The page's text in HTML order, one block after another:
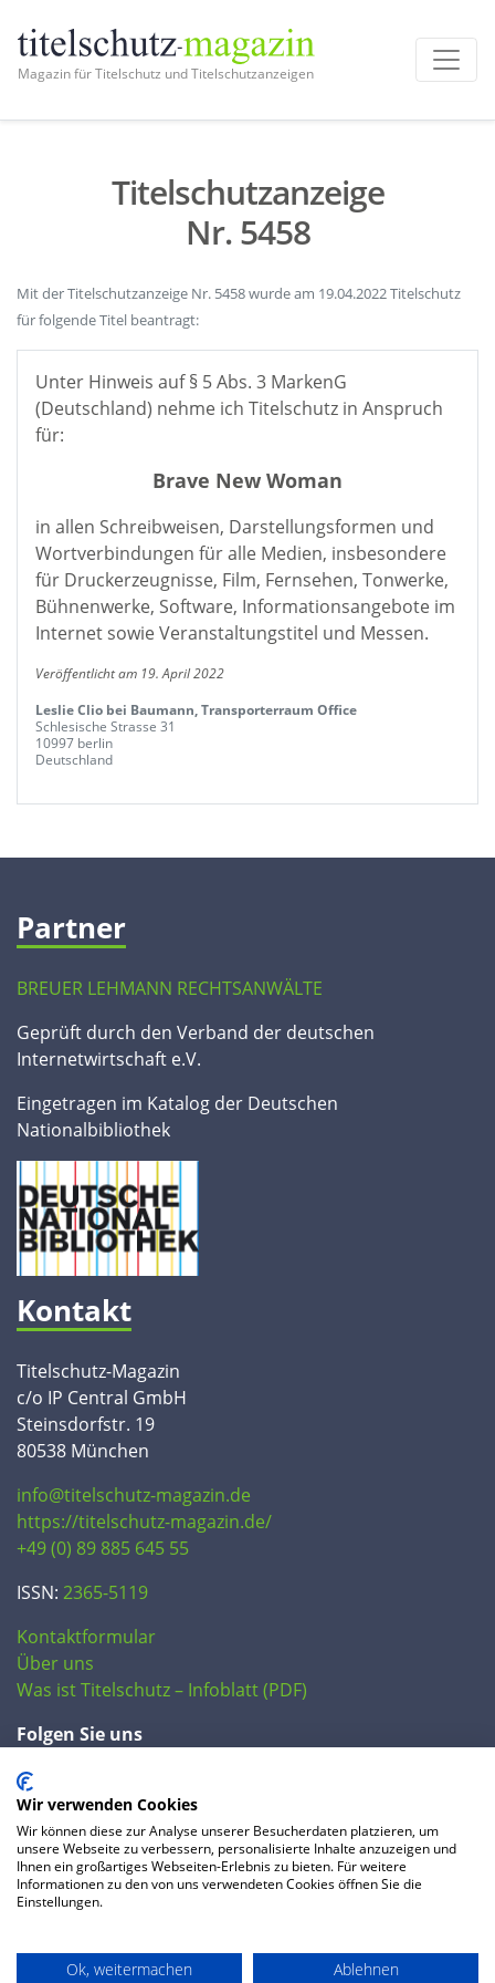
Magazin für Titelschutz und Titelschutzanzeigen
Titelschutzanzeige
Nr. 5458
Mit der Titelschutzanzeige Nr. 5458 wurde am 19.04.2022 Titelschutz
für folgende Titel beantragt:
Unter Hinweis auf § 5 Abs. 3 MarkenG
(Deutschland) nehme ich Titelschutz in Anspruch
für:
Brave New Woman
in allen Schreibweisen, Darstellungsformen und
Wortverbindungen für alle Medien, insbesondere
für Druckerzeugnisse, Film, Fernsehen, Tonwerke,
Bühnenwerke, Software, Informationsangebote im
Internet sowie Veranstaltungstitel und Messen.
Veröffentlicht am 19. April 2022
Leslie Clio bei Baumann, Transporterraum Office
Schlesische Strasse 31
10997 berlin
Deutschland
Partner
BREUER LEHMANN RECHTSANWÄLTE
Geprüft durch den Verband der deutschen
Internetwirtschaft e.V.
Eingetragen im Katalog der Deutschen
Nationalbibliothek
Kontakt
Titelschutz-Magazin
c/o IP Central GmbH
Steinsdorfstr. 19
80538 München
info@titelschutz-magazin.de
https://titelschutz-magazin.de/
+49 (0) 89 885 645 55
ISSN: 2365-5119
Kontaktformular
Über uns
Was ist Titelschutz – Infoblatt (PDF)
Folgen Sie uns
FAQ
Datenschutzerklärung AGB Preise
Wir verwenden Cookies
Wir können diese zur Analyse unserer Besucherdaten platzieren, um
unsere Webseite zu verbessern, personalisierte Inhalte anzuzeigen und
Ihnen ein großartiges Webseiten-Erlebnis zu bieten. Für weitere
Informationen zu den von uns verwendeten Cookies öffnen Sie die
Einstellungen.
Ok, weitermachen Ablehnen